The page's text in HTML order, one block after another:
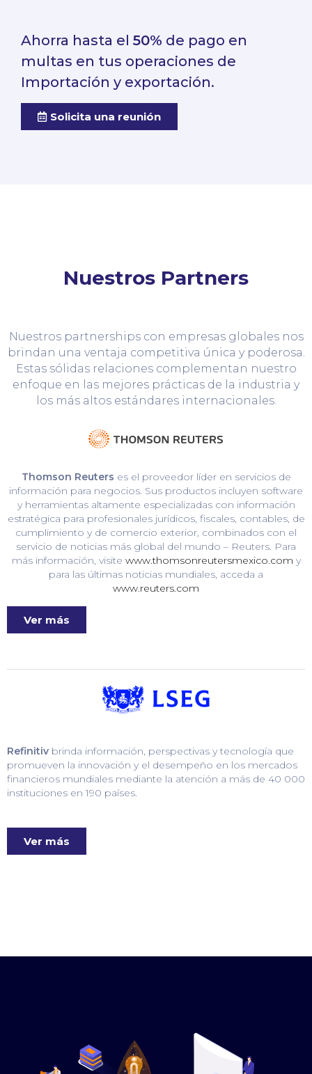
Ahorra hasta el 50% de pago en
multas en tus operaciones de
Importación y exportación.
Solicita una reunión
Nuestros Partners
Nuestros partnerships con empresas globales nos
brindan una ventaja competitiva única y poderosa.
Estas sólidas relaciones complementan nuestro
enfoque en las mejores prácticas de la industria y
los más altos estándares internacionales.
Thomson Reuters es el proveedor líder en servicios de
información para negocios. Sus productos incluyen software
y herramientas altamente especializadas con información
estratégica para profesionales jurídicos, fiscales, contables, de
cumplimiento y de comercio exterior, combinados con el
servicio de noticias más global del mundo – Reuters. Para
más información, visite www.thomsonreutersmexico.com y
para las últimas noticias mundiales, acceda a
www.reuters.com
Ver más
Refinitiv brinda información, perspectivas y tecnología que
promueven la innovación y el desempeño en los mercados
financieros mundiales mediante la atención a más de 40 000
instituciones en 190 países.
Ver más